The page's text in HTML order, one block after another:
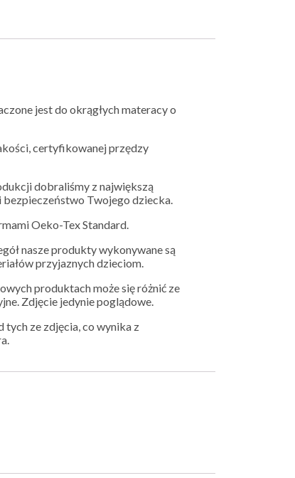
jest do okrągłych materacy o
certyfikowanej przędzy
dobraliśmy z największą
Twojego dziecka.
Oeko-Tex Standard.
nasze produkty wykonywane są
przyjaznych dzieciom.
produktach może się różnić ze
Zdjęcie jedynie poglądowe.
tych ze zdjęcia, co wynika z